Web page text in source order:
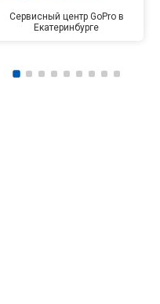
Сервисный центр GoPro в
Екатеринбурге